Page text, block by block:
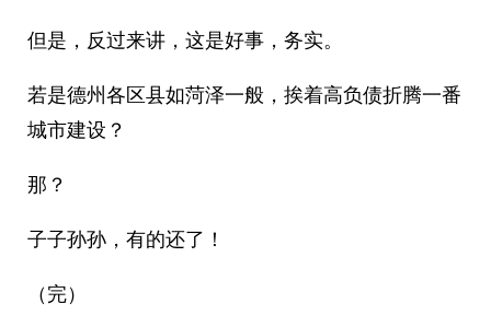
但是，反过来讲，这是好事，务实。
若是德州各区县如菏泽一般，挨着高负债折腾一番
城市建设？
那？
子子孙孙，有的还了！
（完）